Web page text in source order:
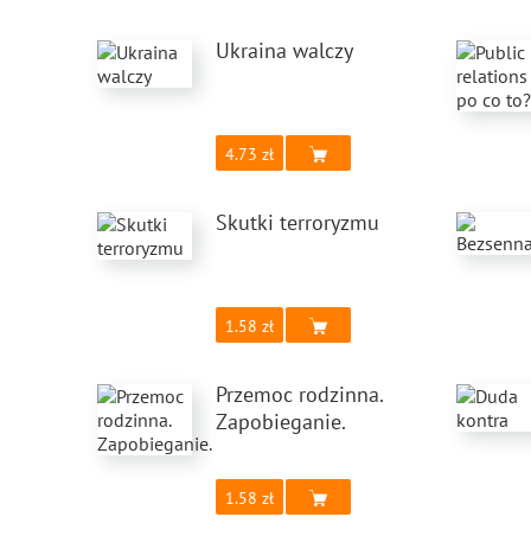
Ukraina walczy
4.73
Skutki terroryzmu
1.58
Przemoc rodzinna.
Zapobieganie.
1.58